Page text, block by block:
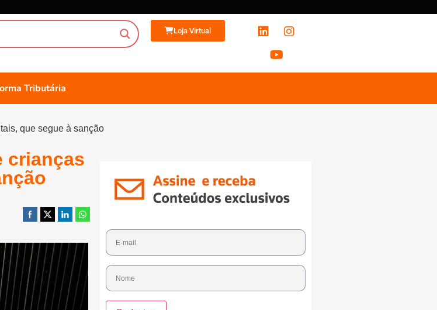
Loja Virtual
Tributária
que segue à sanção
crianças